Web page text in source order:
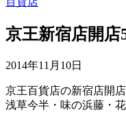
京王新宿店開
2014年11月10日
京王百貨店の新宿店開
浅草今半・味の浜藤・